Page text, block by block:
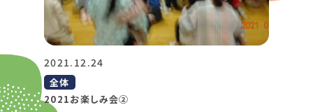
2021.12.24
全体
2021お楽しみ会②